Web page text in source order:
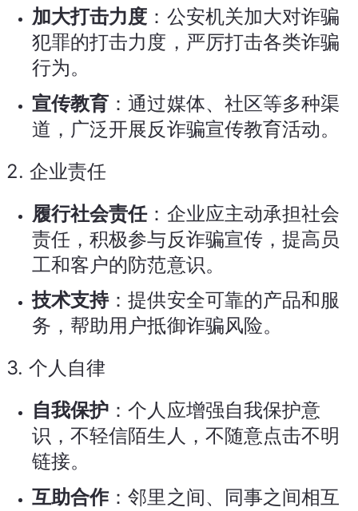
加大打击力度 ：公安机关加大对诈骗
犯罪的打击力度，严厉打击各类诈骗
行为。
宣传教育 ：通过媒体、社区等多种渠
道，广泛开展反诈骗宣传教育活动。
2.企业责任
履行社会责任：企业应主动承担社会
责任，积极参与反诈骗宣传，提高员
工和客户的防范意识。
技术支持：提供安全可靠的产品和服
务，帮助用户抵御诈骗风险。
3.个人自律
自我保护 ：个人应增强自我保护意
识，不轻信陌生人，不随意点击不明
链接。
互助合作：邻里之间、同事之间相互